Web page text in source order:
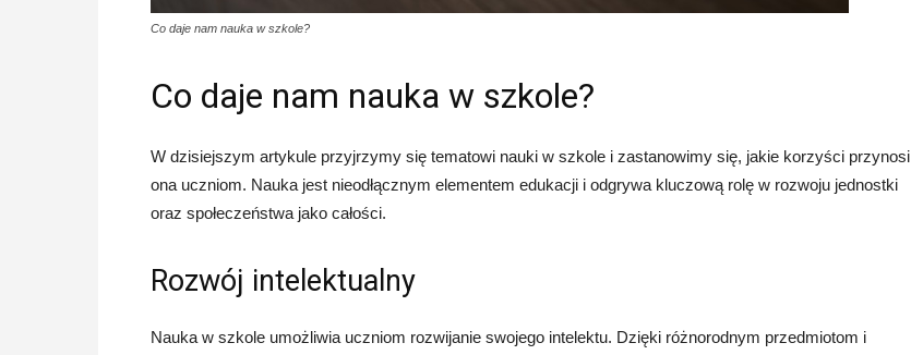
Co daje nam nauka w szkole?
Co daje nam nauka w szkole?
W dzisiejszym artykule przyjrzymy się tematowi nauki w szkole i zastanowimy się, jakie korzyści przynosi
ona uczniom. Nauka jest nieodłącznym elementem edukacji i odgrywa kluczową rolę w rozwoju jednostki
oraz społeczeństwa jako całości.
Rozwój intelektualny
Nauka w szkole umożliwia uczniom rozwijanie swojego intelektu. Dzięki różnorodnym przedmiotom i